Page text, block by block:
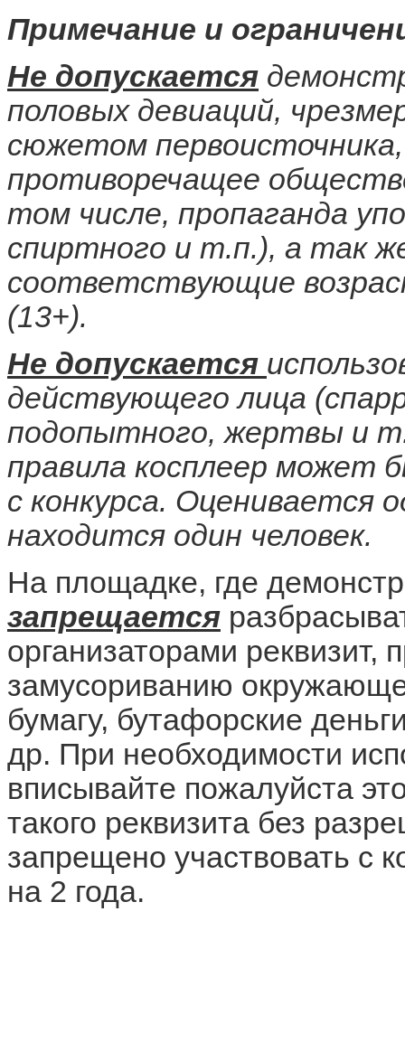
Примечание и
Не допускается
половых девиаций,
сюжетом
противоречащее
том числе, пропаганда
спиртного и т.п.), а так
соответствующие
(13+).
Не допускается
действующего лица
подопытного, жертвы и
правила косплеер может
с конкурса. Оценивается
находится один человек.
На площадке, где
запрещается
организаторами реквизит,
замусориванию
бумагу, бутафорские
др. При необходимости
вписывайте пожалуйста
такого реквизита без
запрещено участвовать с
на 2 года.